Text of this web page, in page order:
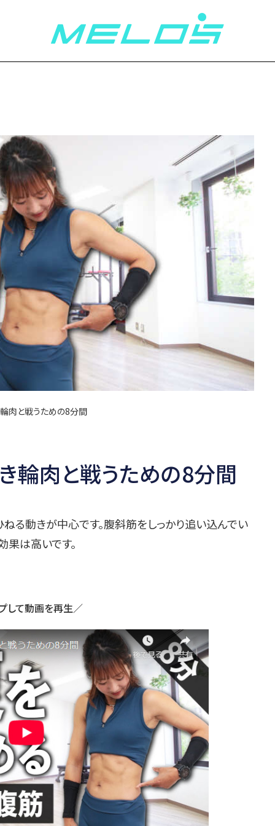
肉と戦うための8分間
輪肉と戦うための8分間
る動きが中心です。腹斜筋をしっかり追い込んでい
果は高いです。
して動画を再生／